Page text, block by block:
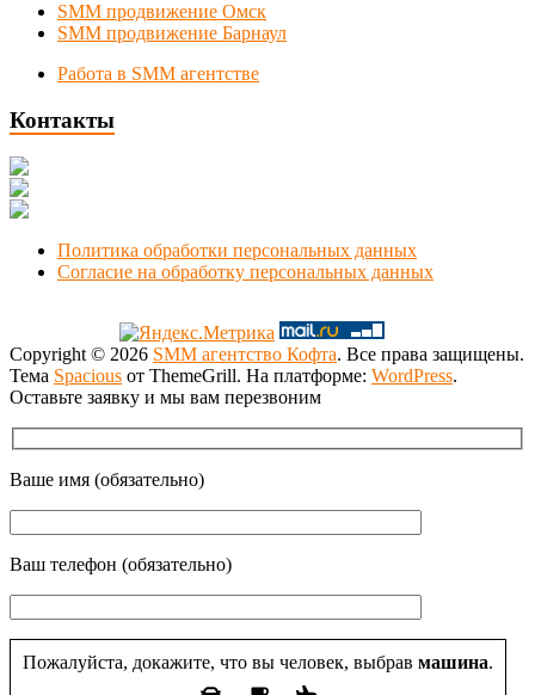
SMM продвижение Омск
SMM продвижение Барнаул
Работа в SMM агентстве
Контакты
Политика обработки персональных данных
Согласие на обработку персональных данных
Copyright © 2026 SMM агентство Кофта. Все права защищены.
Тема Spacious от ThemeGrill. На платформе: WordPress.
Оставьте заявку и мы вам перезвоним
Ваше имя (обязательно)
Ваш телефон (обязательно)
Пожалуйста, докажите, что вы человек, выбрав машина.